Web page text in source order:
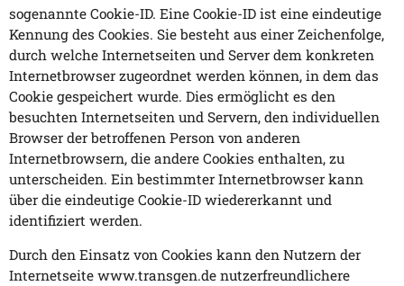
sogenannte Cookie-ID. Eine Cookie-ID ist eine eindeutige
Kennung des Cookies. Sie besteht aus einer Zeichenfolge,
durch welche Internetseiten und Server dem konkreten
Internetbrowser zugeordnet werden können, in dem das
Cookie gespeichert wurde. Dies ermöglicht es den
besuchten Internetseiten und Servern, den individuellen
Browser der betroffenen Person von anderen
Internetbrowsern, die andere Cookies enthalten, zu
unterscheiden. Ein bestimmter Internetbrowser kann
über die eindeutige Cookie-ID wiedererkannt und
identifiziert werden.
Durch den Einsatz von Cookies kann den Nutzern der
Internetseite www.transgen.de nutzerfreundlichere